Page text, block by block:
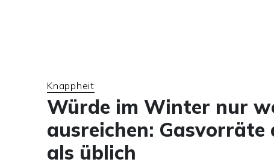
Knappheit
Würde im Winter nur
ausreichen:
als üblich